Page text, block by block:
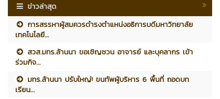
ข่าวล่าสุด
การสรรหาผู้สมควรดำรงตำแหน่งอธิการบดีมหาวิทยาลัย
เทคโนโลยี...
สวส.มทร.ล้านนา ขอเชิญชวน อาจารย์ และบุคลากร เข้า
ร่วมกิจ...
มทร.ล้านนา ปรับใหญ่! ขนทัพผู้บริหาร 6 พื้นที่ ถอดบท
เรียน...